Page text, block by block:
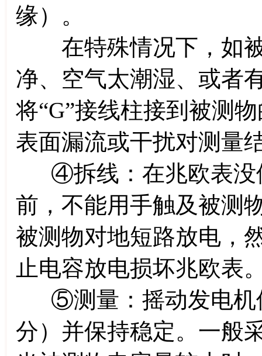
缘）。
在特殊情况下，如被
净、空气太潮湿、或者
将“G”接线柱接到被测
表面漏流或干扰对测量
④拆线：在兆欧表没
前，不能用手触及被测
被测物对地短路放电，
止电容放电损坏兆欧表
⑤测量：摇动发电机
分）并保持稳定。一般